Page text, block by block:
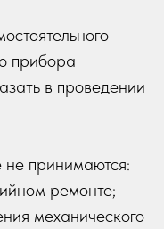
прибора
в проведении
не принимаются:
ремонте;
механического